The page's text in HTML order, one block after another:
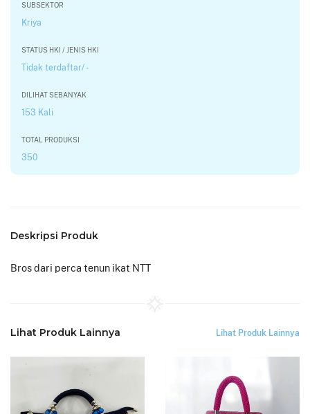
SUBSEKTOR
Kriya
STATUS HKI / JENIS HKI
Tidak terdaftar/ -
DILIHAT SEBANYAK
153 Kali
TOTAL PRODUKSI
350
Deskripsi Produk
Bros dari perca tenun ikat NTT
Lihat Produk Lainnya Lihat Produk Lainnya